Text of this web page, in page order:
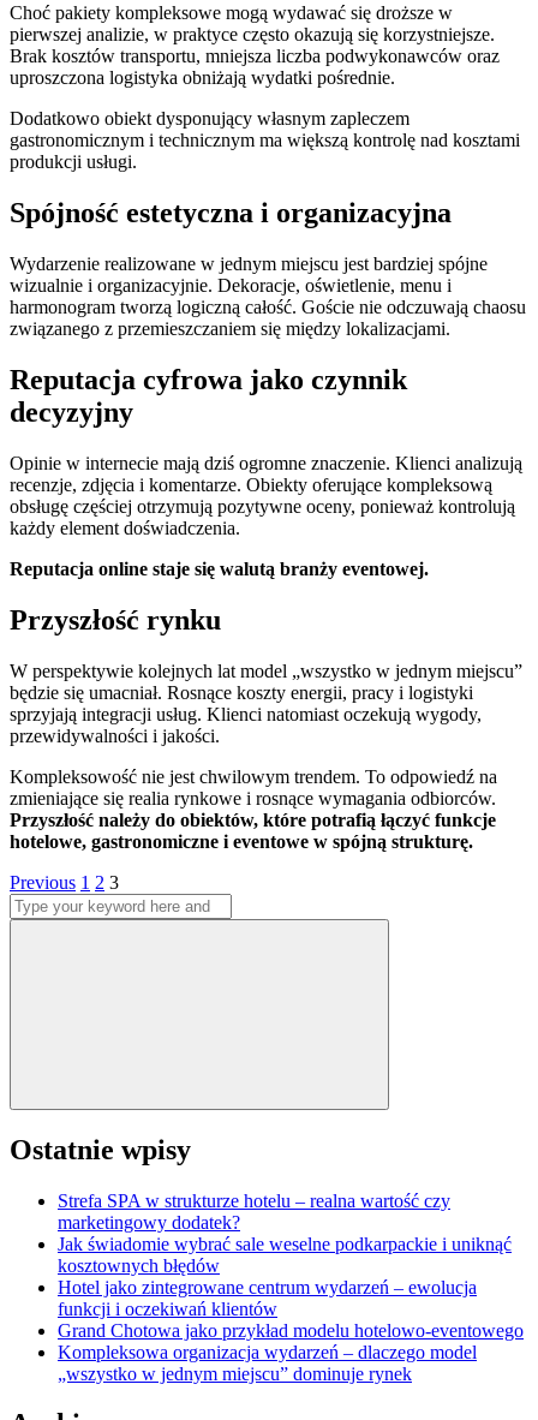
Choć pakiety kompleksowe mogą wydawać się droższe w
pierwszej analizie, w praktyce często okazują się korzystniejsze.
Brak kosztów transportu, mniejsza liczba podwykonawców oraz
uproszczona logistyka obniżają wydatki pośrednie.
Dodatkowo obiekt dysponujący własnym zapleczem
gastronomicznym i technicznym ma większą kontrolę nad kosztami
produkcji usługi.
Spójność estetyczna i organizacyjna
Wydarzenie realizowane w jednym miejscu jest bardziej spójne
wizualnie i organizacyjnie. Dekoracje, oświetlenie, menu i
harmonogram tworzą logiczną całość. Goście nie odczuwają chaosu
związanego z przemieszczaniem się między lokalizacjami.
Reputacja cyfrowa jako czynnik
decyzyjny
Opinie w internecie mają dziś ogromne znaczenie. Klienci analizują
recenzje, zdjęcia i komentarze. Obiekty oferujące kompleksową
obsługę częściej otrzymują pozytywne oceny, ponieważ kontrolują
każdy element doświadczenia.
Reputacja online staje się walutą branży eventowej.
Przyszłość rynku
W perspektywie kolejnych lat model „wszystko w jednym miejscu”
będzie się umacniał. Rosnące koszty energii, pracy i logistyki
sprzyjają integracji usług. Klienci natomiast oczekują wygody,
przewidywalności i jakości.
Kompleksowość nie jest chwilowym trendem. To odpowiedź na
zmieniające się realia rynkowe i rosnące wymagania odbiorców.
Przyszłość należy do obiektów, które potrafią łączyć funkcje
hotelowe, gastronomiczne i eventowe w spójną strukturę.
Stronicowanie
wpisów
Previous Page
1 Page
2 Page
3
Search
for:
Ostatnie wpisy
Strefa SPA w strukturze hotelu – realna wartość czy
marketingowy dodatek?
Jak świadomie wybrać sale weselne podkarpackie i uniknąć
kosztownych błędów
Hotel jako zintegrowane centrum wydarzeń – ewolucja
funkcji i oczekiwań klientów
Grand Chotowa jako przykład modelu hotelowo-eventowego
Kompleksowa organizacja wydarzeń – dlaczego model
„wszystko w jednym miejscu” dominuje rynek